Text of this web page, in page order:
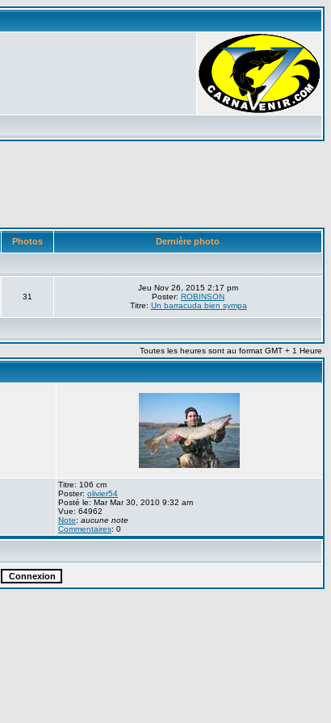
Photos Dernière photo
31
Jeu Nov 26, 2015 2:17 pm
Poster: ROBINSON
Titre: Un barracuda bien sympa
Toutes les heures sont au format GMT + 1 Heure
Titre: 106 cm
Poster: olivier54
Posté le: Mar Mar 30, 2010 9:32 am
Vue: 64962
Note: aucune note
Commentaires: 0